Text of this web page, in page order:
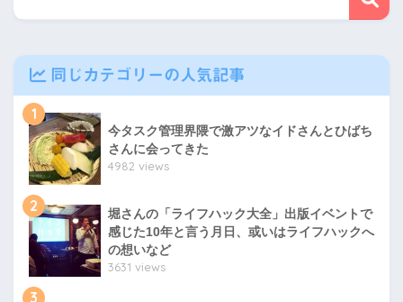
同じカテゴリーの人気記事
1
今タスク管理界隈で激アツなイドさんとひばち
さんに会ってきた
4982 views
2
堀さんの「ライフハック大全」出版イベントで
感じた10年と言う月日、或いはライフハックへ
の想いなど
3631 views
3